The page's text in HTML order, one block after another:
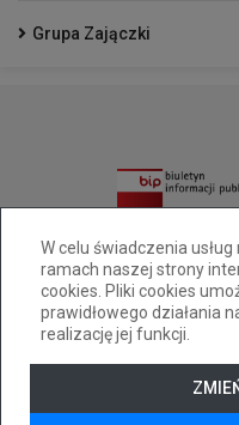
W celu świadczenia
ramach naszej strony
cookies. Pliki cookies
prawidłowego działania
realizację jej funkcji.
Grupa Zajączki
33 812 58 83
Tryb